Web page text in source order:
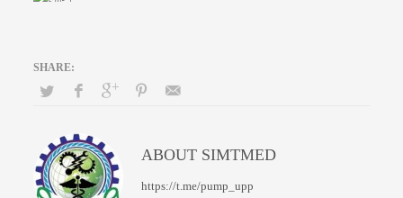
ABOUT SIMTMED
https://t.me/pump_upp